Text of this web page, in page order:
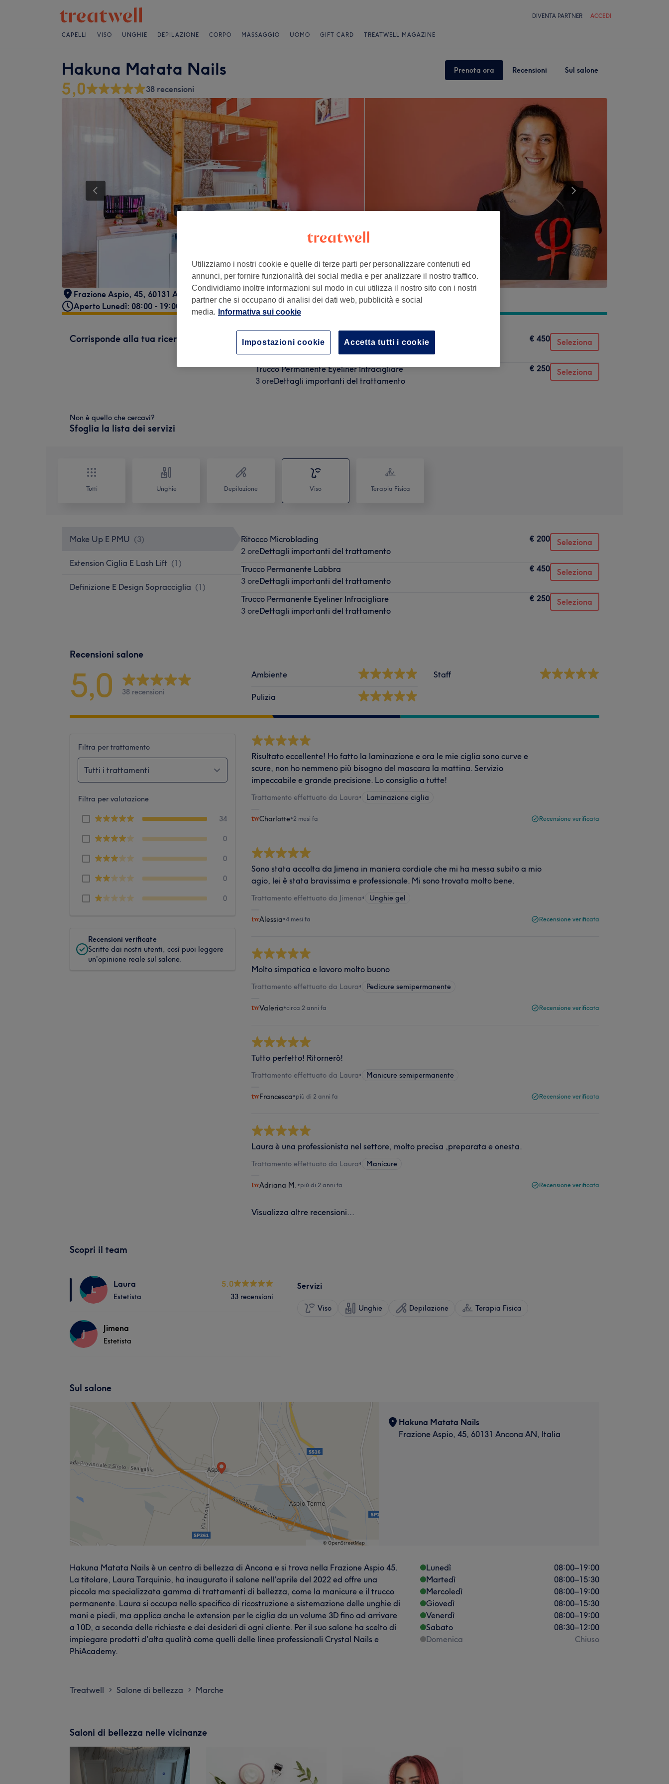
DIVENTA PARTNER ACCEDI
CAPELLI VISO UNGHIE DEPILAZIONE CORPO MASSAGGIO UOMO GIFT CARD TREATWELL MAGAZINE
Hakuna Matata Nails Prenota ora Recensioni Sul salone
5,0 38 recensioni
Frazione Aspio, 45, 60131 Ancona AN, Italia
Aperto Lunedì: 08:00 - 19:00
Corrisponde alla tua ricerca
Trucco Permanente Labbra
€ 450 Seleziona
Trucco Permanente Eyeliner Infracigliare
3 oreDettagli importanti del trattamento
€ 250 Seleziona
Non è quello che cercavi?
Sfoglia la lista dei servizi
Tutti Unghie Depilazione Viso Terapia Fisica
Make Up E PMU (3)
Extension Ciglia E Lash Lift (1)
Definizione E Design Sopracciglia (1)
Ritocco Microblading
2 oreDettagli importanti del trattamento
€ 200 Seleziona
Trucco Permanente Labbra
3 oreDettagli importanti del trattamento
€ 450 Seleziona
Trucco Permanente Eyeliner Infracigliare
3 oreDettagli importanti del trattamento
€ 250 Seleziona
Recensioni salone
5,0 38 recensioni
Ambiente
Pulizia
Staff
Filtra per trattamento
Tutti i trattamenti
Filtra per valutazione
34
0
0
0
0
Recensioni verificate
Scritte dai nostri utenti, così puoi leggere
un'opinione reale sul salone.
Risultato eccellente! Ho fatto la laminazione e ora le mie ciglia sono curve e
scure, non ho nemmeno più bisogno del mascara la mattina. Servizio
impeccabile e grande precisione. Lo consiglio a tutte!
Trattamento effettuato da Laura• Laminazione ciglia
Charlotte•2 mesi fa Recensione verificata
Sono stata accolta da Jimena in maniera cordiale che mi ha messa subito a mio
agio, lei è stata bravissima e professionale. Mi sono trovata molto bene.
Trattamento effettuato da Jimena• Unghie gel
Alessia•4 mesi fa Recensione verificata
Molto simpatica e lavoro molto buono
Trattamento effettuato da Laura• Pedicure semipermanente
Valeria•circa 2 anni fa Recensione verificata
Tutto perfetto! Ritornerò!
Trattamento effettuato da Laura• Manicure semipermanente
Francesca•più di 2 anni fa Recensione verificata
Laura è una professionista nel settore, molto precisa ,preparata e onesta.
Trattamento effettuato da Laura• Manicure
Adriana M. •più di 2 anni fa Recensione verificata
Visualizza altre recensioni...
Scopri il team
L Laura
Estetista
5.0
33 recensioni
J Jimena
Estetista
Servizi
Viso Unghie Depilazione Terapia Fisica
Sul salone
Hakuna Matata Nails
Frazione Aspio, 45, 60131 Ancona AN, Italia
Hakuna Matata Nails è un centro di bellezza di Ancona e si trova nella Frazione Aspio 45.
La titolare, Laura Tarquinio, ha inaugurato il salone nell'aprile del 2022 ed offre una
piccola ma specializzata gamma di trattamenti di bellezza, come la manicure e il trucco
permanente. Laura si occupa nello specifico di ricostruzione e sistemazione delle unghie di
mani e piedi, ma applica anche le extension per le ciglia da un volume 3D fino ad arrivare
a 10D, a seconda delle richieste e dei desideri di ogni cliente. Per il suo salone ha scelto di
impiegare prodotti d'alta qualità come quelli delle linee professionali Crystal Nails e
PhiAcademy.
Lunedì 08:00–19:00
Martedì
08:00–15:30
Mercoledì
08:00–19:00
Giovedì
08:00–15:30
Venerdì
08:00–19:00
Sabato
08:30–12:00
Domenica
Chiuso
Treatwell > Salone di bellezza > Marche
Saloni di bellezza nelle vicinanze
Utilizziamo i nostri cookie e quelle di terze parti per personalizzare contenuti ed
annunci, per fornire funzionalità dei social media e per analizzare il nostro traffico.
Condividiamo inoltre informazioni sul modo in cui utilizza il nostro sito con i nostri
partner che si occupano di analisi dei dati web, pubblicità e social
media.
Informativa sui cookie
Accetta tutti i cookie
Impostazioni cookie